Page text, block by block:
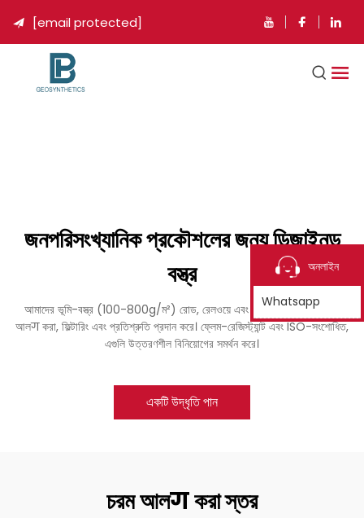
 [email protected]
জনপরিসংখ্যানিক প্রকৌশলের জন্য ডিজাইনড
বস্ত্র
আমাদের ভূমি-বস্ত্র (100-800g/ম²) রোড, রেলওয়ে এবং ক্ষয় নিয়ন্ত্রণের জন্য মাটি
আলग করা, ফিল্টারিং এবং প্রতিশ্রুতি প্রদান করে। ফ্লেম-রেজিস্ট্যান্ট এবং ISO-সংশোধিত,
এগুলি উত্তরণশীল বিনিয়োগের সমর্থন করে।
একটি উদ্ধৃতি পান
চরম আলग করা স্তর
অনলাইন
Whatsapp